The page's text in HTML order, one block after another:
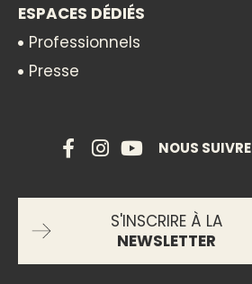
ESPACES DÉDIÉS
Professionnels
Presse
NOUS SUIVRE
S'INSCRIRE À LA
NEWSLETTER